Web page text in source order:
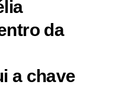
da
a chave